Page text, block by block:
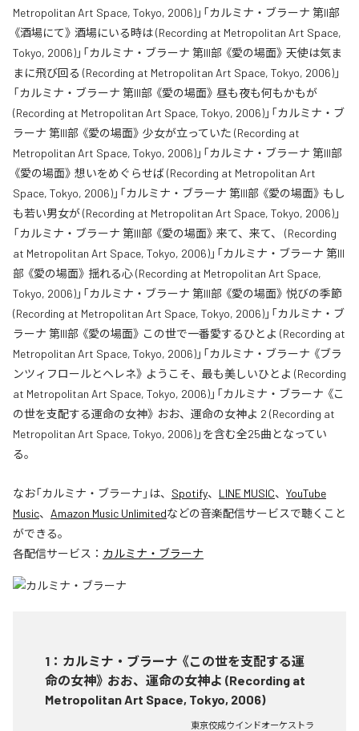
Metropolitan Art Space, Tokyo, 2006)」「カルミナ・ブラーナ 第II部
《酒場にて》 酒場にいる時は (Recording at Metropolitan Art Space,
Tokyo, 2006)」「カルミナ・ブラーナ 第III部 《愛の場面》 天使は気ま
まに飛び回る (Recording at Metropolitan Art Space, Tokyo, 2006)」
「カルミナ・ブラーナ 第III部 《愛の場面》 昼も夜も何もかもが
(Recording at Metropolitan Art Space, Tokyo, 2006)」「カルミナ・ブ
ラーナ 第III部 《愛の場面》 少女が立っていた (Recording at
Metropolitan Art Space, Tokyo, 2006)」「カルミナ・ブラーナ 第III部
《愛の場面》 想いをめぐらせば (Recording at Metropolitan Art
Space, Tokyo, 2006)」「カルミナ・ブラーナ 第III部 《愛の場面》 もし
も若い男女が (Recording at Metropolitan Art Space, Tokyo, 2006)」
「カルミナ・ブラーナ 第III部 《愛の場面》 来て、来て、 (Recording
at Metropolitan Art Space, Tokyo, 2006)」「カルミナ・ブラーナ 第III
部 《愛の場面》 揺れる心 (Recording at Metropolitan Art Space,
Tokyo, 2006)」「カルミナ・ブラーナ 第III部 《愛の場面》 悦びの季節
(Recording at Metropolitan Art Space, Tokyo, 2006)」「カルミナ・ブ
ラーナ 第III部 《愛の場面》 この世で一番愛するひとよ (Recording at
Metropolitan Art Space, Tokyo, 2006)」「カルミナ・ブラーナ 《ブラ
ンツィフロールとヘレネ》 ようこそ、最も美しいひとよ (Recording
at Metropolitan Art Space, Tokyo, 2006)」「カルミナ・ブラーナ 《こ
の世を支配する運命の女神》 おお、運命の女神よ 2 (Recording at
Metropolitan Art Space, Tokyo, 2006)」を含む全25曲となってい
る。
なお「カルミナ・ブラーナ 」は、 Spotify、 LINE MUSIC、 YouTube
Music、 Amazon Music Unlimitedなどの音楽配信サービスで聴くこと
ができる。
各配信サービス： カルミナ・ブラーナ
1 ： カルミナ・ブラーナ 《この世を支配する運
命の女神》 おお、運命の女神よ (Recording at
Metropolitan Art Space, Tokyo, 2006)
東京佼成ウインドオーケストラ